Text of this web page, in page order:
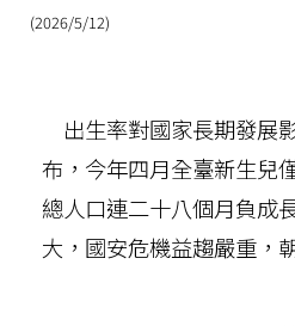
(2026/5/12)
出生率對國家長期發展
布，今年四月全臺新生兒
總人口連二十八個月負成
大，國安危機益趨嚴重，